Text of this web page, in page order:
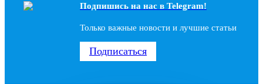
Подпишись на наc в Telegram!
Только важные новости и лучшие статьи
Подписаться